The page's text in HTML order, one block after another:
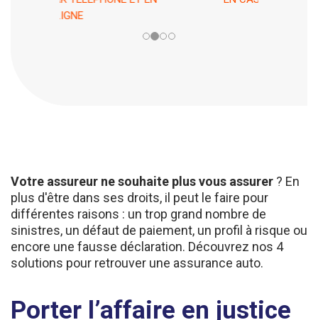
plus d'être dans ses droits, il peut le faire pour
différentes raisons : un trop grand nombre de
sinistres, un défaut de paiement, un profil à risque ou
encore une fausse déclaration. Découvrez nos 4
solutions pour retrouver une assurance auto.
Porter l’affaire en justice